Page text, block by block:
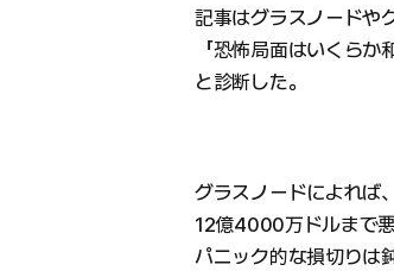
記事はグラスノードや
「恐怖局面はいくら
と診断した。
グラスノードによれば
12億4000万ドルまで
パニック的な損切りは